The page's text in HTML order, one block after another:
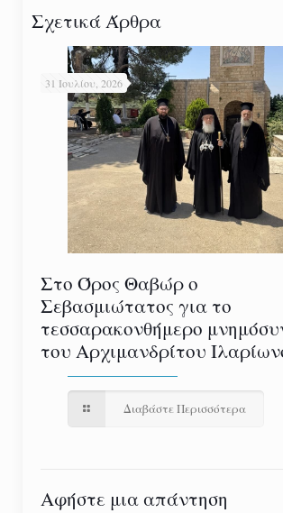
Σχετικά Άρθρα
31 Ιουλίου, 2026
Στο Όρος Θαβώρ ο
Σεβασμιώτατος για το
τεσσαρακονθήμερο
του Αρχιμανδρίτου
Διαβάστε Περισσότερα
Αφήστε μια απάντηση